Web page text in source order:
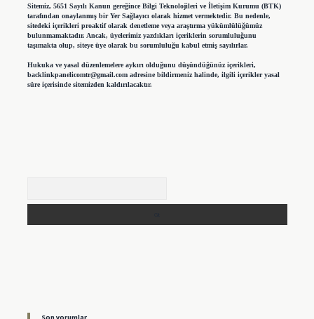
Sitemiz, 5651 Sayılı Kanun gereğince Bilgi Teknolojileri ve İletişim Kurumu (BTK)
tarafından onaylanmış bir Yer Sağlayıcı olarak hizmet vermektedir. Bu nedenle,
sitedeki içerikleri proaktif olarak denetleme veya araştırma yükümlülüğümüz
bulunmamaktadır. Ancak, üyelerimiz yazdıkları içeriklerin sorumluluğunu
taşımakta olup, siteye üye olarak bu sorumluluğu kabul etmiş sayılırlar.
Hukuka ve yasal düzenlemelere aykırı olduğunu düşündüğünüz içerikleri,
backlinkpanelicomtr@gmail.comadresine bildirmeniz halinde, ilgili içerikler yasal
süre içerisinde sitemizden kaldırılacaktır.